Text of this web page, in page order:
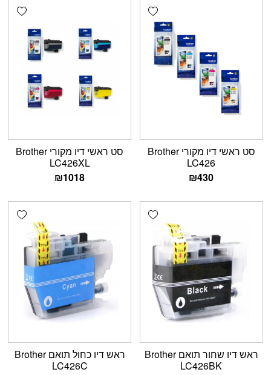
Add wishlist
סט ראשי דיו מקורי Brother
LC426
₪430
סט ראשי דיו מקורי Brother
LC426XL
₪1018
Add wishlist
ראש דיו שחור תואם Brother
LC426BK
ראש דיו כחול תואם Brother
LC426C